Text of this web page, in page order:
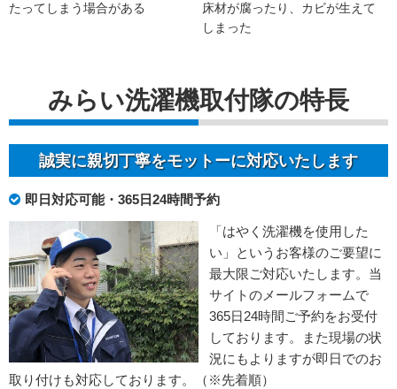
たってしまう場合がある
床材が腐ったり、カビが生えて
しまった
みらい洗濯機取付隊の特長
誠実に親切丁寧をモットーに対応いたします
即日対応可能・365日24時間予約
「はやく洗濯機を使用した
い」というお客様のご要望に
最大限ご対応いたします。当
サイトのメールフォームで
365日24時間ご予約をお受付
しております。また現場の状
況にもよりますが即日でのお
取り付けも対応しております。（※先着順）